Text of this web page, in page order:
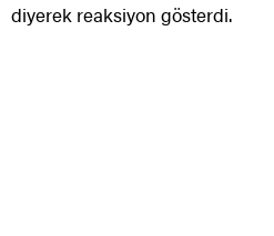
diyerek reaksiyon gösterdi.